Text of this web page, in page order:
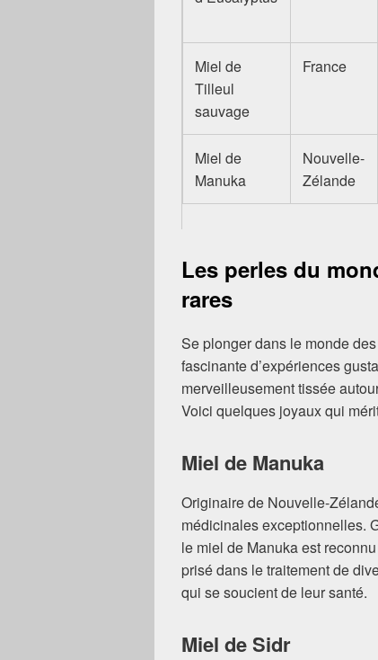
Miel de
Tilleul
sauvage
France
Miel de
Manuka
Nouvelle-
Zélande
Les perles du
rares
Se plonger dans le monde
fascinante d’expériences
merveilleusement tissée
Voici quelques joyaux qui
Miel de Manuka
Originaire de Nouvelle-
médicinales exceptionnelles.
le miel de Manuka est
prisé dans le traitement de
qui se soucient de leur santé.
Miel de Sidr